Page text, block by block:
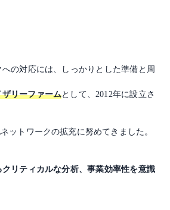
の対応には、しっかりとした準備と周
リーファームとして、2012年に設立さ
ットワークの拡充に努めてきました。
リティカルな分析、事業効率性を意識